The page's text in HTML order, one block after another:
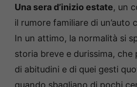
Una sera d’inizio estate, un
il rumore familiare di un’auto
In un attimo, la normalità si
storia breve e durissima, che
di abitudini e di quei gesti
quando sbagliano di pochi